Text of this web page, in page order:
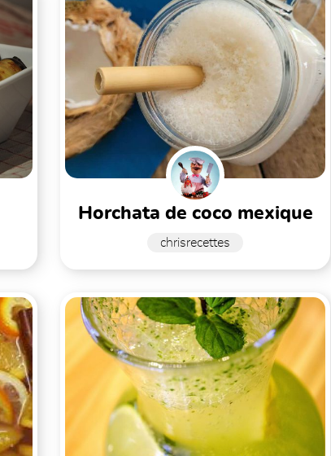
horchata de coco mexique
chrisrecettes